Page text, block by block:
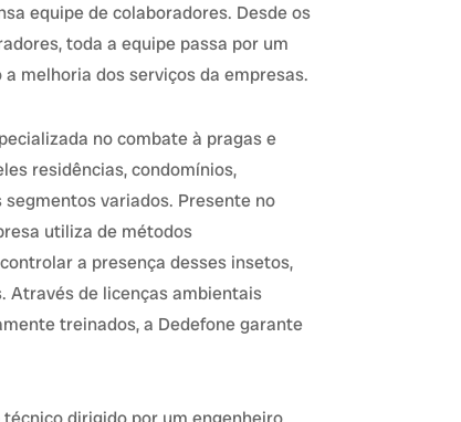
equipe de colaboradores. Desde os
toda a equipe passa por um
melhoria dos serviços da empresas.
no combate à pragas e
residências, condomínios,
variados. Presente no
utiliza de métodos
a presença desses insetos,
Através de licenças ambientais
treinados, a Dedefone garante